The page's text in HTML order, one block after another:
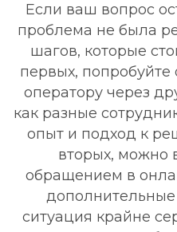
Если ваш вопрос
проблема не была
шагов, которые
первых, попробуйте
оператору через
как разные
опыт и подход к
вторых, можно
обращением в
ситуация крайне